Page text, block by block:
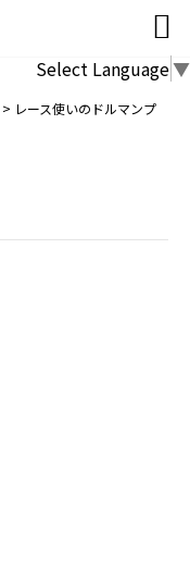

Select Language▼
> レース使いのドルマンプ